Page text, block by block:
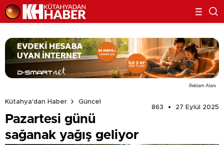
Reklam Alanı
Kütahya'dan Haber
Güncel
863
27 Eylül 2025
Pazartesi günü
sağanak yağış geliyor